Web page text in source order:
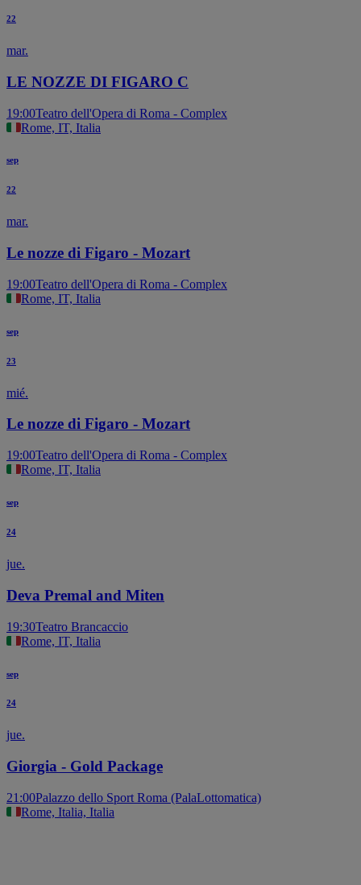
22
mar.
LE NOZZE DI FIGARO C
19:00Teatro dell'Opera di Roma - Complex
Rome, IT, Italia
sep
22
mar.
Le nozze di Figaro - Mozart
19:00Teatro dell'Opera di Roma - Complex
Rome, IT, Italia
sep
23
mié.
Le nozze di Figaro - Mozart
19:00Teatro dell'Opera di Roma - Complex
Rome, IT, Italia
sep
24
jue.
Deva Premal and Miten
19:30Teatro Brancaccio
Rome, IT, Italia
sep
24
jue.
Giorgia - Gold Package
21:00Palazzo dello Sport Roma (PalaLottomatica)
Rome, Italia, Italia